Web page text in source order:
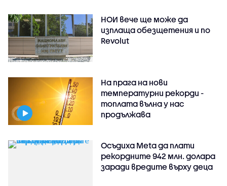
НОИ вече ще може да
изплаща обезщетения и по
Revolut
На прага на нови
температурни рекорди -
топлата вълна у нас
продължава
Осъдиха Meta да плати
рекордните 942 млн. долара
заради вредите върху деца